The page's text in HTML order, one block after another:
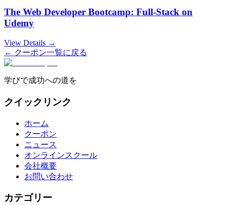
The Web Developer Bootcamp: Full-Stack on
Udemy
View Details →
← クーポン一覧に戻る
学びで成功への道を
クイックリンク
ホーム
クーポン
ニュース
オンラインスクール
会社概要
お問い合わせ
カテゴリー